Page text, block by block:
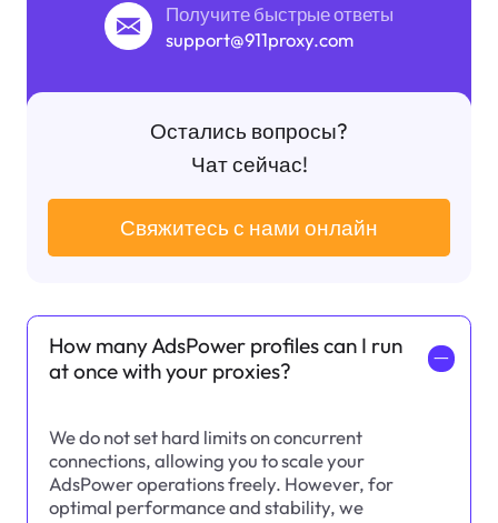
Получите быстрые ответы
support@911proxy.com
Остались вопросы?
Чат сейчас!
Свяжитесь с нами онлайн
How many AdsPower profiles can I run
at once with your proxies?
一
We do not set hard limits on concurrent
connections, allowing you to scale your
AdsPower operations freely. However, for
optimal performance and stability, we